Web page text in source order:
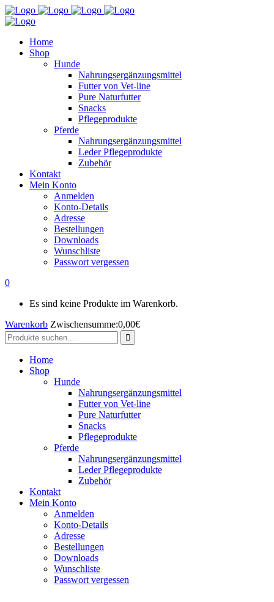
Home
Shop
Hunde
Nahrungsergänzungsmittel
Futter von Vet-line
Pure Naturfutter
Snacks
Pflegeprodukte
Pferde
Nahrungsergänzungsmittel
Leder Pflegeprodukte
Zubehör
Kontakt
Mein Konto
Anmelden
Konto-Details
Adresse
Bestellungen
Downloads
Wunschliste
Passwort vergessen
0
Es sind keine Produkte im Warenkorb.
Warenkorb Zwischensumme:0,00€
Search
for:
Home
Shop
Hunde
Nahrungsergänzungsmittel
Futter von Vet-line
Pure Naturfutter
Snacks
Pflegeprodukte
Pferde
Nahrungsergänzungsmittel
Leder Pflegeprodukte
Zubehör
Kontakt
Mein Konto
Anmelden
Konto-Details
Adresse
Bestellungen
Downloads
Wunschliste
Passwort vergessen